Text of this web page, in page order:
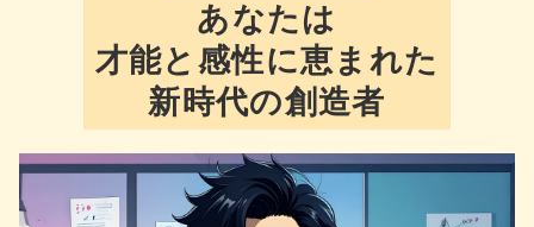
あなたは
才能と感性に恵まれた
新時代の創造者